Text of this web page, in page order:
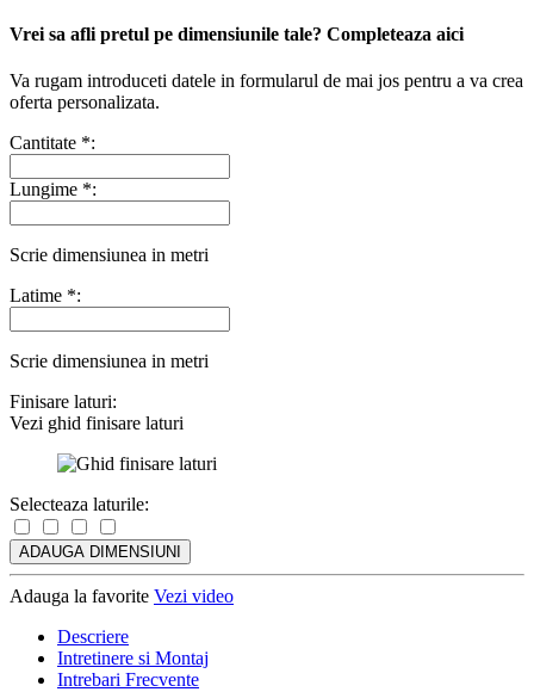
Vrei sa afli pretul pe dimensiunile tale? Completeaza aici
Va rugam introduceti datele in formularul de mai jos pentru a va crea
oferta personalizata.
Cantitate *:
Lungime *:
Scrie dimensiunea in metri
Latime *:
Scrie dimensiunea in metri
Finisare laturi:
Vezi ghid finisare laturi
Selecteaza laturile:
ADAUGA DIMENSIUNI
Adauga la favorite Vezi video
Descriere
Intretinere si Montaj
Intrebari Frecvente